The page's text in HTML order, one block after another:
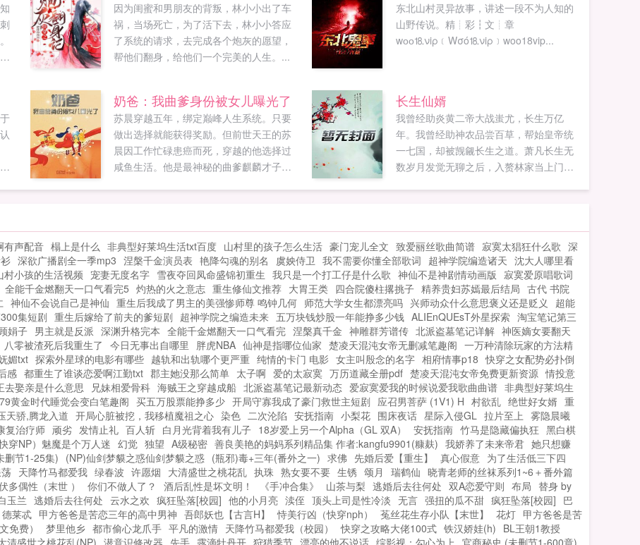
因为闺蜜和男朋友的背叛，林小小出了车
祸，当场死亡，为了活下去，林小小答应
了系统的请求，去完成各个炮灰的愿望，
帮他们翻身，给他们一个完美的人生。...
东北山村灵异故事，讲述一段不为人知的
山野传说。精┊彩┇文┊章
wоо⒙νiρ﹝Wσó⒙νiρ﹞woo18vip...
奶爸：我曲爹身份被女儿曝光了
苏晨穿越五年，绑定巅峰人生系统。只要
做出选择就能获得奖励。但前世天王的苏
晨因工作忙碌患癌而死，穿越的他选择过
咸鱼生活。他是最神秘的曲爹麒麟才子，
目。女儿苏小夕当着万千观众的面，用麒
麟才子的最佳作曲人奖杯砸核桃，于是苏
晨的曲爹身份再也藏不住了！女儿上幼儿
园，给小朋友讲白雪公主小红帽等等人们
闻所未闻的童话，童话大王安徒生也渐渐
暴露在公众视野中。中秋佳节女儿吟诗一
首苏晨苏小夕！求求你闭嘴吧！爸爸的马
甲全被你曝光了！记者苏爹，您是怎么做
到多才多亿的？苏晨我只是个咸鱼。如果
您喜欢奶爸我曲爹身份被女儿曝光了，别
忘记分享给朋友...
长生仙婿
我曾经助炎黄二帝大战蚩尤，长生万亿
年。我曾经助神农品尝百草，帮始皇帝统
一七国，却被觊觎长生之道。萧凡长生无
数岁月发觉无聊之后，入赘林家当上门女
有声配音 榻上是什么 非典型好莱坞生活txt百度 山村里的孩子怎么生活 豪门宠儿全文 致爱丽丝歌曲简谱 寂寞太猖狂什么歌 深
深欲广播剧全一季mp3 涅槃千金演员表 艳降勾魂的别名 虞姎侍卫 我不需要你懂全部歌词 超神学院编造诸天 沈大人哪里看
村小孩的生活视频 宠妻无度名字 雪夜夺回凤命盛锦初重生 我只是一个打工仔是什么歌 神仙不是神剧情动画版 寂寞爱原唱歌词
全能千金燃翻天一口气看完5 灼热的火之意志 重生修仙文推荐 大胃王类 四合院傻柱撂挑子 精养贵妇苏嫣最后结局 古代 书院
神仙不会说自己是神仙 重生后我成了男主的美强惨师尊 鸣钟几何 师范大学女生都漂亮吗 兴师动众什么意思褒义还是贬义
超能
集短剧 重生后嫁给了前夫的爹短剧 超神学院之编造未来 五万块钱炒股一年能挣多少钱 ALIEnQUEsT外星探索 淘宝笔记第三
娟子 男主就是反派 深渊升格完本 全能千金燃翻天一口气看完 涅槃真千金 神雕群芳谱传 北派盗墓笔记详解 神医嫡女要翻天
八零被渣死后我重生了 今日无事出自哪里 胖虎NBA 仙神是指哪位仙家 楚凌天混沌女帝无删减笔趣阁 一万种清除玩家的方法精
媚txt 探索外星球的电影有哪些 越轨和出轨哪个更严重 纯情的卡门 电影 女主叫殷念的名字 相府情事p18 快穿之女配势必扑倒
感 都重生了谁谈恋爱啊江勤txt 郡主她没那么简单 太子啊 爱的太寂寞 万历道藏全册pdf 楚凌天混沌女帝免费更新资源 情投意
去娶亲是什么意思 兄妹相爱骨科 海贼王之穿越成船 北派盗墓笔记最新动态 爱寂寞爱我的时候说爱我歌曲曲谱 非典型好莱坞生
黄金时代睡觉会变白笔趣阁 买五万股票能挣多少 开局守寡我成了豪门救世主短剧 应召男菩萨 (1V1) H 村欲乱 绝世好女婿 重
天骄,腾龙入道 开局心脏被挖，我移植魔祖之心 染色 二次沦陷 安抚指南 小梨花 围床夜话 星际入侵GL 拉片至上 雾隐晨曦
复治疗师 顽劣 发情止礼 百人斩 白月光背着我有儿子 18岁爱上另一个Alpha（GL 双A） 安抚指南 竹马是隐藏偏执狂 黑白棋
快穿NP）魅魔是个万人迷 幻觉 独望 A级秘密 善良美艳的妈妈系列精品集 作者:kangfu9901(糠麸) 我娇养了未来帝君 她只想赚
删节1-25集) (NP)仙剑梦貘之惑仙剑梦貘之惑 (瓶邪)毒+三年(番外之一) 求佛 先婚后爱【重生】 真心假意 为了生活低三下四
天降竹马都爱我 绿春波 许愿烟 大清盛世之桃花乱 执珠 熟女要不要 生锈 颂月 瑞鹤仙 晓青老师的丝袜系列1~6＋番外篇
多偶性（末世 ） 你们不做人了？ 酒后乱性是坏文明！ 《手冲合集》 山茶与梨 逃婚后去往何处 双A恋爱守则 布局 替身 by
玉兰 逃婚后去往何处 云水之欢 疯狂坠落[校园] 他的小月亮 渎侄 顶头上司是性冷淡 无言 强扭的瓜不甜 疯狂坠落[校园] 巴
德莱忒 甲方爸爸是苦恋三年的高中男神 吾郎妖也【古言H】 恃美行凶（快穿nph） 菟丝花生存小队【末世】 花灯 甲方爸爸是苦
免费） 梦里他乡 都市偷心龙爪手 平凡的激情 天降竹马都爱我（校园） 快穿之攻略大佬100式 铁汉娇娃(h) BL王朝1教授
清盛世之桃花乱(NP) 潜意识修改器 先手 露滴牡丹开 狩猎季节 漂亮的他不说话 综影视：勾心为上 官商秘史 (未删节1-600章)